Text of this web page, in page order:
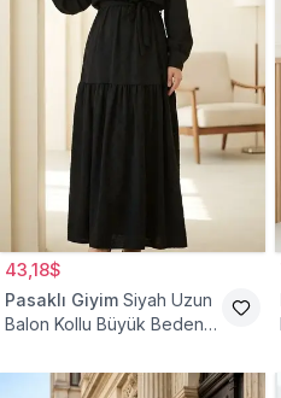
43,18$
Pasaklı Giyim Siyah Uzun
Balon Kollu Büyük Beden